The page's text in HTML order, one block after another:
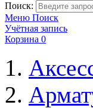
Поиск:
Меню Поиск
Учётная запись
Корзина 0